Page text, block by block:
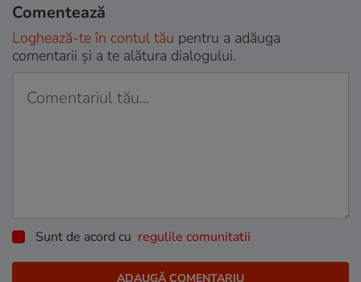
Comentează
Loghează-te în contul tău pentru a adăuga
comentarii și a te alătura dialogului.
Sunt de acord cu regulile comunitatii